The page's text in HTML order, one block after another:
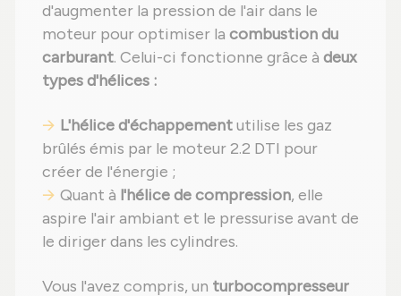
d'augmenter la pression de l'air dans le
moteur pour optimiser la combustion du
carburant. Celui-ci fonctionne grâce à deux
types d'hélices :
L'hélice d'échappementutilise les gaz
brûlés émis par le moteur 2.2 DTI pour
créer de l'énergie ;
Quant à l'hélice de compression, elle
aspire l'air ambiant et le pressurise avant de
le diriger dans les cylindres.
Vous l'avez compris, un turbocompresseur